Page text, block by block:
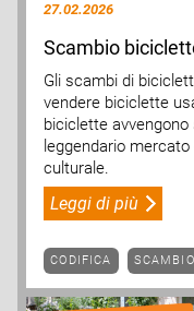
27.02.2026
Scambio
Gli scambi di
vendere biciclette
biciclette
leggendario
culturale.
Leggi di più
CODIFICA